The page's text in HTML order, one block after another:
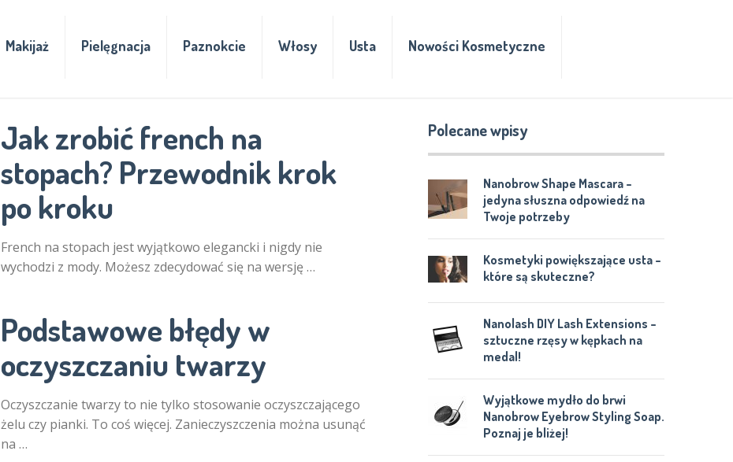
Makijaż Pielęgnacja Paznokcie Włosy Usta Nowości Kosmetyczne
Jak zrobić french na
stopach? Przewodnik krok
po kroku
French na stopach jest wyjątkowo elegancki i nigdy nie
wychodzi z mody. Możesz zdecydować się na wersję …
Podstawowe błędy w
oczyszczaniu twarzy
Oczyszczanie twarzy to nie tylko stosowanie oczyszczającego
żelu czy pianki. To coś więcej. Zanieczyszczenia można usunąć
na …
Polecane wpisy
Nanobrow Shape Mascara –
jedyna słuszna odpowiedź na
Twoje potrzeby
Kosmetyki powiększające usta –
które są skuteczne?
Nanolash DIY Lash Extensions –
sztuczne rzęsy w kępkach na
medal!
Wyjątkowe mydło do brwi
Nanobrow Eyebrow Styling Soap.
Poznaj je bliżej!